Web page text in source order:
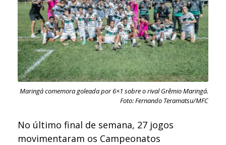
Maringá comemora goleada por 6×1 sobre o rival Grêmio Maringá.
Foto: Fernando Teramatsu/MFC
No último final de semana, 27 jogos
movimentaram os Campeonatos